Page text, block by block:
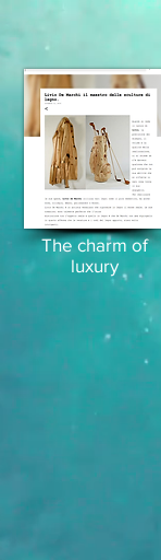
The charm of
luxury